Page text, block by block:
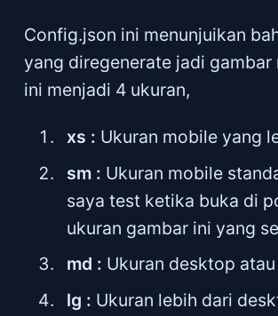
Config.json ini menunjuikan
yang diregenerate jadi gambar
ini menjadi 4 ukuran,
xs : Ukuran mobile yang
sm : Ukuran mobile
saya test ketika buka di
ukuran gambar ini yang
md : Ukuran desktop
lg : Ukuran lebih dari